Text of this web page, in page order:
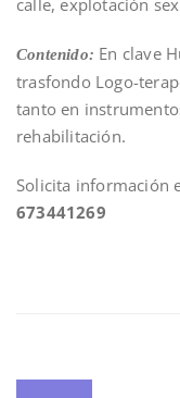
calle, explotación
Contenido: En clave
trasfondo Logo-
tanto en
rehabilitación.
Solicita información
673441269